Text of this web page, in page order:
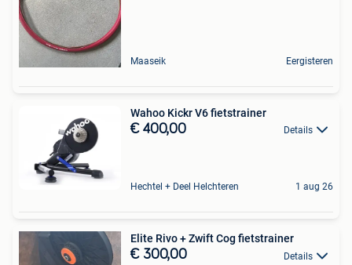
Maaseik Eergisteren
Wahoo Kickr V6 fietstrainer
€ 400,00 Details
Hechtel + Deel Helchteren 1 aug 26
Elite Rivo + Zwift Cog fietstrainer
€ 300,00 Details